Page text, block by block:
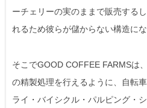
ーチェリーの実のままで販売する
れるため彼らが儲からない構造に
そこでGOOD COFFEE FARMSは
の精製処理を行えるように、自転
ライ・バイシクル・パルピング・